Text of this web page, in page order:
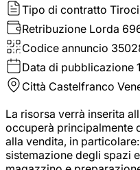
Tipo di contratto
Retribuzione Lorda
Codice annuncio
Data di pubblicazione
Città Castelfranco
La risorsa verrà inserita
occuperà principalmente
alla vendita, in
sistemazione degli spazi